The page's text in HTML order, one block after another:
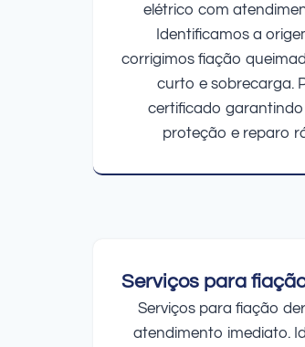
elétrico com
Identificamos a
corrigimos fiação
curto e sobrecarga.
certificado
proteção e reparo
Serviços para
Serviços para fiação
atendimento imediato.